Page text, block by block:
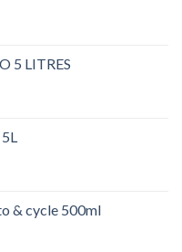
5 LITRES
& cycle 500ml